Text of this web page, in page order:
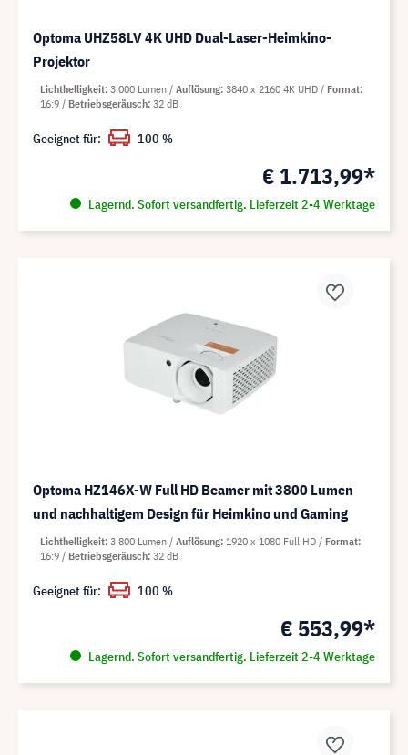
Optoma UHZ58LV 4K UHD Dual-Laser-Heimkino-
Projektor
€ 1.713,99*
Lagernd. Sofort versandfertig. Lieferzeit 2-4 Werktage
Lichthelligkeit 3.000 Lumen Auflösung 3840 x 2160 4K UHD
Format
16:9
Betriebsgeräusch 32 dB
Geeignet für: 100 %
Optoma HZ146X-W Full HD Beamer mit 3800 Lumen
und nachhaltigem Design für Heimkino und Gaming
€ 553,99*
Lagernd. Sofort versandfertig. Lieferzeit 2-4 Werktage
Lichthelligkeit 3.800 Lumen Auflösung 1920 x 1080 Full HD
Format
16:9
Betriebsgeräusch 32 dB
Geeignet für: 100 %